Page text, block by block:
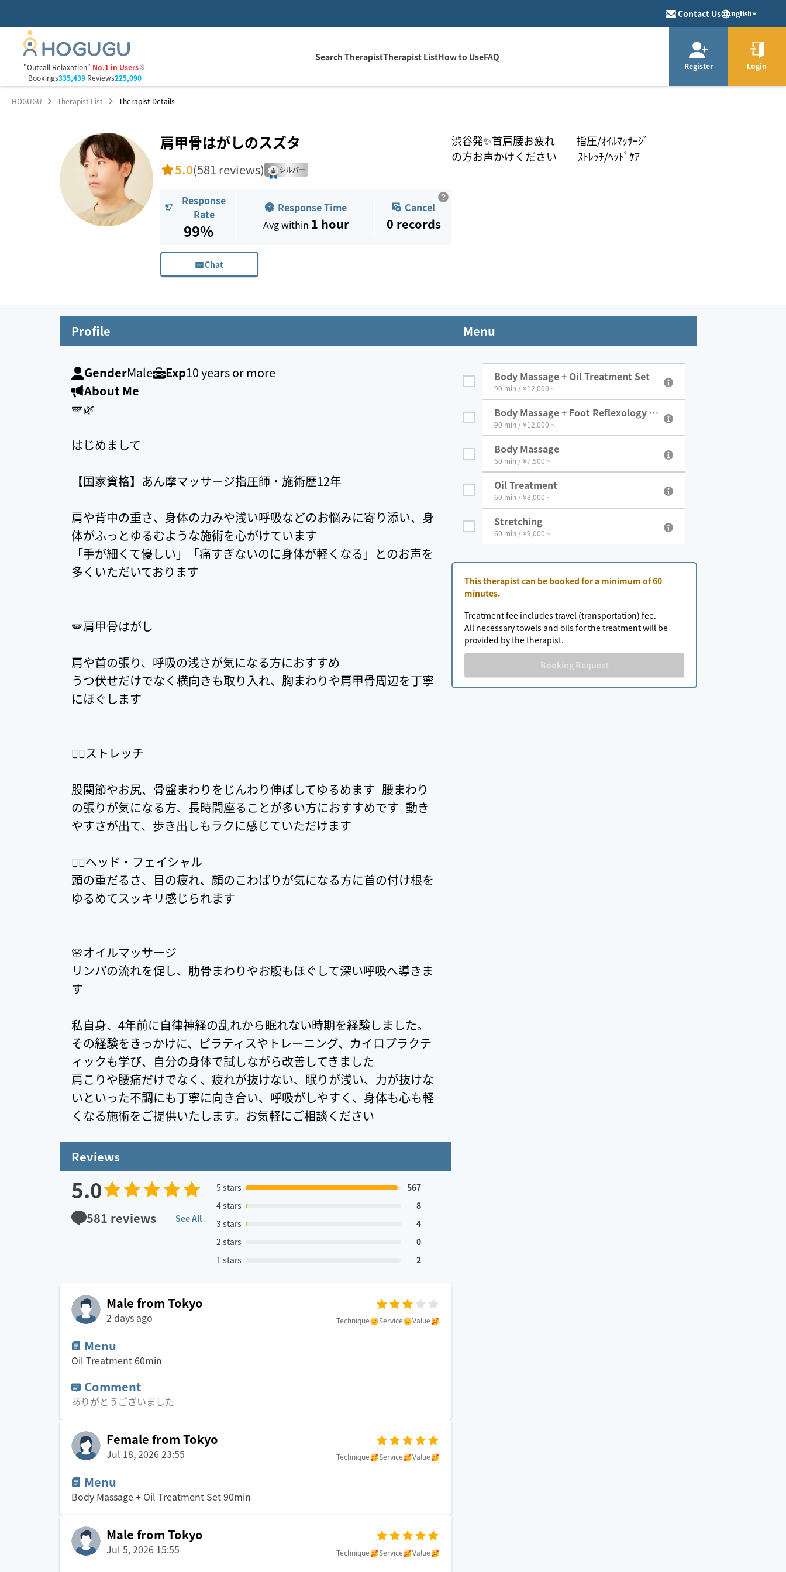
Contact Us English
"Outcall Relaxation" No.1 in Users※
Bookings335,439Reviews225,090
Search TherapistTherapist ListHow to UseFAQ
Register Login
HOGUGU Therapist List Therapist Details
肩甲骨はがしのスズタ
5.0(581 reviews) シルバー
Response
Rate
99%
Response Time
Avg within 1 hour
Cancel
0 records
Chat
渋谷発✨首肩腰お疲れ 指圧/ｵｲﾙﾏｯｻｰｼﾞ
の方お声かけください ｽﾄﾚｯﾁ/ﾍｯﾄﾞｹｱ
Profile
GenderMale Exp10 years or more
About Me
🪽🌿
はじめまして
【国家資格】あん摩マッサージ指圧師・施術歴12年
肩や背中の重さ、身体の力みや浅い呼吸などのお悩みに寄り添い、身
体がふっとゆるむような施術を心がけています
「手が細くて優しい」「痛すぎないのに身体が軽くなる」とのお声を
多くいただいております
🪽肩甲骨はがし
肩や首の張り、呼吸の浅さが気になる方におすすめ
うつ伏せだけでなく横向きも取り入れ、胸まわりや肩甲骨周辺を丁寧
にほぐします
🏃‍♀️ストレッチ
股関節やお尻、骨盤まわりをじんわり伸ばしてゆるめます 腰まわり
の張りが気になる方、長時間座ることが多い方におすすめです 動き
やすさが出て、歩き出しもラクに感じていただけます
💆‍♀️ヘッド・フェイシャル
頭の重だるさ、目の疲れ、顔のこわばりが気になる方に首の付け根を
ゆるめてスッキリ感じられます
🌸オイルマッサージ
リンパの流れを促し、肋骨まわりやお腹もほぐして深い呼吸へ導きま
す
私自身、4年前に自律神経の乱れから眠れない時期を経験しました。
その経験をきっかけに、ピラティスやトレーニング、カイロプラクテ
ィックも学び、自分の身体で試しながら改善してきました
肩こりや腰痛だけでなく、疲れが抜けない、眠りが浅い、力が抜けな
いといった不調にも丁寧に向き合い、呼吸がしやすく、身体も心も軽
くなる施術をご提供いたします。お気軽にご相談ください
Menu
Body Massage + Oil Treatment Set
90 min / ¥12,000 ~
Body Massage + Foot Reflexology S
et
90 min / ¥12,000 ~
Body Massage
60 min / ¥7,500 ~
Oil Treatment
60 min / ¥8,000 ~
Stretching
60 min / ¥9,000 ~
This therapist can be booked for a minimum of 60
minutes.
Treatment fee includes travel (transportation) fee.
All necessary towels and oils for the treatment will be
provided by the therapist.
Booking Request
Reviews
5.0
581 reviews See All
5 stars
567
4 stars
8
3 stars
4
2 stars
0
1 stars
2
Male from Tokyo
2 days ago Technique Service Value
Menu
Oil Treatment 60min
Comment
ありがとうございました
Female from Tokyo
Jul 18, 2026 23:55 Technique Service Value
Menu
Body Massage + Oil Treatment Set90min
Male from Tokyo
Jul 5, 2026 15:55 Technique Service Value